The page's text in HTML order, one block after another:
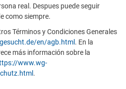
real. Despues puede seguir
como siempre.
Términos y Condiciones Generales
en/agb.html . En la
más información sobre la
www.wg-
.